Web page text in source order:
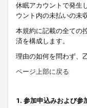
休眠アカウントで発生
ウント内の未払いの未
本規約に記載の全ての
済を構成します。
理由の如何を問わず、
ページ上部に戻る
1. 参加申込みおよび参